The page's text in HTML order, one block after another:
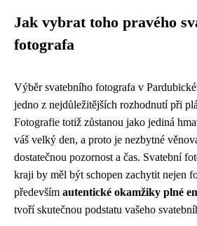
Jak vybrat toho pravého
fotografa
Výběr svatebního fotografa v
jedno z nejdůležitějších rozhodnutí při
Fotografie totiž zůstanou jako jediná
váš velký den, a proto je nezbytné
dostatečnou pozornost a čas. Svatební
kraji by měl být schopen zachytit nejen
především autentické okamžiky plné
tvoří skutečnou podstatu vašeho